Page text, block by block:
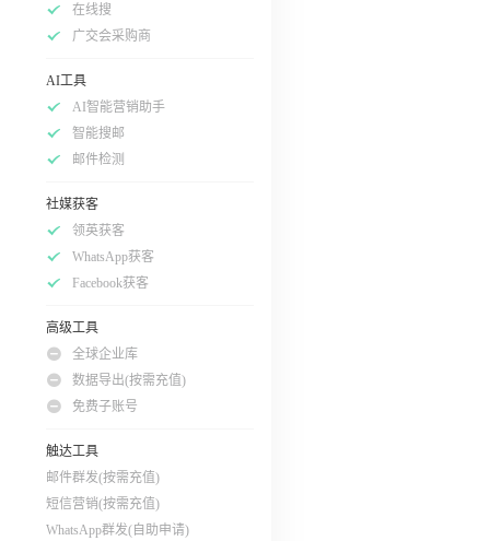
在线搜
广交会采购商
AI工具
AI智能营销助手
智能搜邮
邮件检测
社媒获客
领英获客
WhatsApp获客
Facebook获客
高级工具
全球企业库
数据导出(按需充值)
免费子账号
触达工具
邮件群发(按需充值)
短信营销(按需充值)
WhatsApp群发(自助申请)